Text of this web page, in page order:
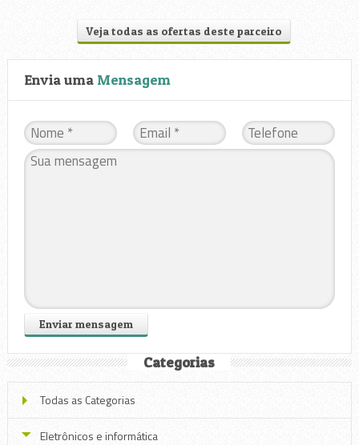
Veja todas as ofertas deste parceiro
Envia uma Mensagem
Categorias
Todas as Categorias
Eletrônicos e informática